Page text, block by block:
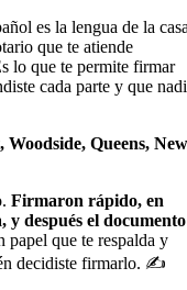
es la lengua de la
que te atiende
lo que te permite firmar
cada parte y que
Queens, New
Firmaron rápido, en
y después el documento
papel que te respalda y
decidiste firmarlo. ✍️